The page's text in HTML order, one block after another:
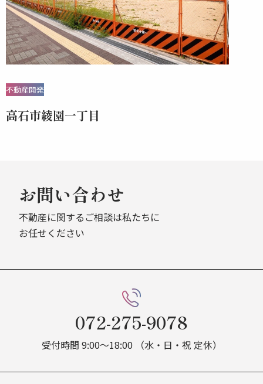
不動産開発
高石市綾園一丁目
お問い合わせ
不動産に関するご相談は私たちに
お任せください
072-275-9078
受付時間 9:00～18:00 （水・日・祝 定休）